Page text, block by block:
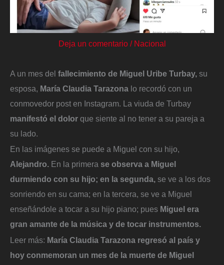
Deja un comentario / Nacional
A un mes del fallecimiento de Miguel Uribe Turbay, su
esposa, María Claudia Tarazona lo recordó con un
conmovedor post en Instagram. La viuda de Turbay
manifestó el dolor que siente al no tener a su pareja a
su lado.
En las imágenes se puede a Miguel con su hijo,
Alejandro. En la primera se observa a Miguel
durmiendo con su hijo; en la segunda, se ve a los dos
sonriendo en su cama; en la tercera, se ve a Miguel
enseñándole a tocar a su hijo piano; pues Miguel era
gran amante de la música y de tocar instrumentos.
Leer más: María Claudia Tarazona regresó al país y
hoy conmemoran un mes de la muerte de Miguel